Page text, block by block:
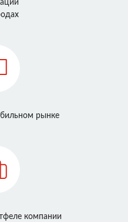
рынке
компании